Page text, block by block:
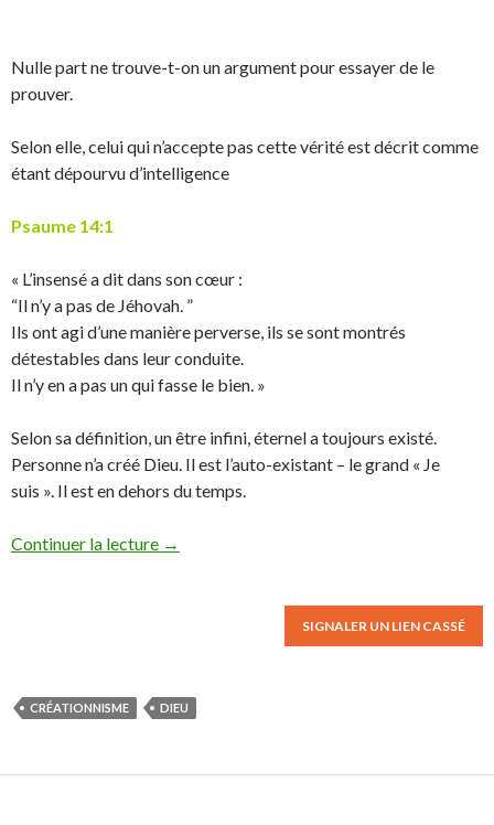
Nulle part ne trouve-t-on un argument pour essayer de le
prouver.
Selon elle, celui qui n’accepte pas cette vérité est décrit comme
étant dépourvu d’intelligence
Psaume 14:1
« L’insensé a dit dans son cœur :
“Il n’y a pas de Jéhovah. ”
Ils ont agi d’une manière perverse, ils se sont montrés
détestables dans leur conduite.
Il n’y en a pas un qui fasse le bien. »
Selon sa définition, un être infini, éternel a toujours existé.
Personne n’a créé Dieu. Il est l’auto-existant – le grand « Je
suis ». Il est en dehors du temps.
Continuer la lecture →
SIGNALER UN LIEN CASSÉ
CRÉATIONNISME DIEU